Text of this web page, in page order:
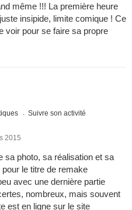
même !!! La première heure
insipide, limite comique ! Ce
voir pour se faire sa propre
Suivre son activité
2015
sa photo, sa réalisation et sa
le titre de remake
avec une dernière partie
nombreux, mais souvent
est en ligne sur le site